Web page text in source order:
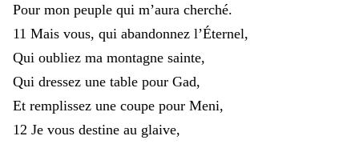
Pour mon peuple qui m’aura cherché.
11 Mais vous, qui abandonnez l’Éternel,
Qui oubliez ma montagne sainte,
Qui dressez une table pour Gad,
Et remplissez une coupe pour Meni,
12 Je vous destine au glaive,